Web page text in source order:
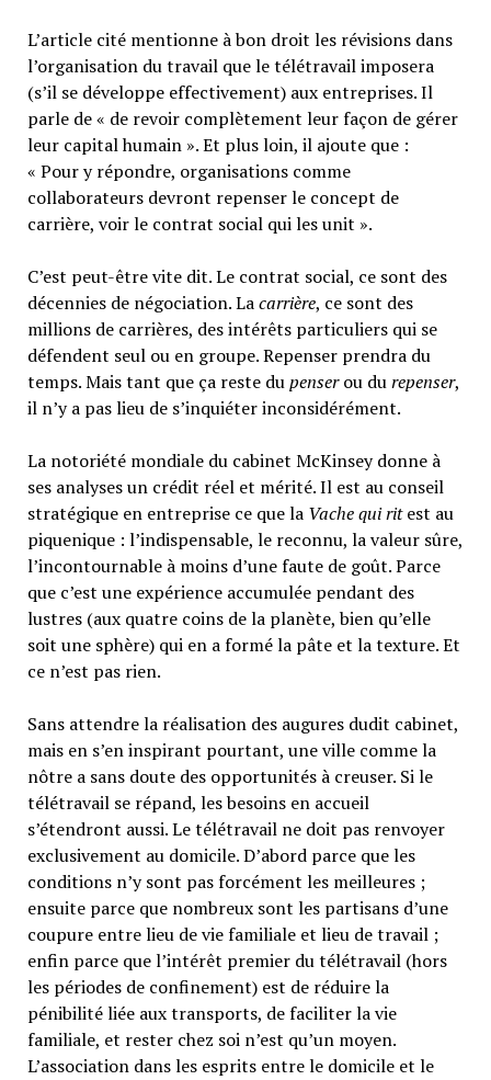
L’article cité mentionne à bon droit les révisions dans
l’organisation du travail que le télétravail imposera
(s’il se développe effectivement) aux entreprises. Il
parle de « de revoir complètement leur façon de gérer
leur capital humain ». Et plus loin, il ajoute que :
« Pour y répondre, organisations comme
collaborateurs devront repenser le concept de
carrière, voir le contrat social qui les unit ».
C’est peut-être vite dit. Le contrat social, ce sont des
décennies de négociation. Lacarrière, ce sont des
millions de carrières, des intérêts particuliers qui se
défendent seul ou en groupe. Repenser prendra du
temps. Mais tant que ça reste dupenserou durepenser,
il n’y a pas lieu de s’inquiéter inconsidérément.
La notoriété mondiale du cabinet McKinsey donne à
ses analyses un crédit réel et mérité. Il est au conseil
stratégique en entreprise ce que la Vache qui ritest au
piquenique : l’indispensable, le reconnu, la valeur sûre,
l’incontournable à moins d’une faute de goût. Parce
que c’est une expérience accumulée pendant des
lustres (aux quatre coins de la planète, bien qu’elle
soit une sphère) qui en a formé la pâte et la texture. Et
ce n’est pas rien.
Sans attendre la réalisation des augures dudit cabinet,
mais en s’en inspirant pourtant, une ville comme la
nôtre a sans doute des opportunités à creuser. Si le
télétravail se répand, les besoins en accueil
s’étendront aussi. Le télétravail ne doit pas renvoyer
exclusivement au domicile. D’abord parce que les
conditions n’y sont pas forcément les meilleures ;
ensuite parce que nombreux sont les partisans d’une
coupure entre lieu de vie familiale et lieu de travail ;
enfin parce que l’intérêt premier du télétravail (hors
les périodes de confinement) est de réduire la
pénibilité liée aux transports, de faciliter la vie
familiale, et rester chez soi n’est qu’un moyen.
L’association dans les esprits entre le domicile et le